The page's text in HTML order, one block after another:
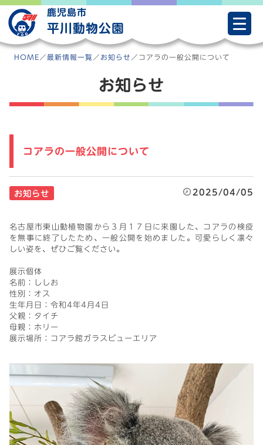
Skip
to
content
鹿児島市
平川動物公園
HOME ／最新情報一覧 ／ お知らせ ／ コアラの一般公開について
お知らせ
コアラの一般公開について
お知らせ 2025/04/05
名古屋市東山動植物園から３月１７日に来園した、コアラの検疫
を無事に終了したため、一般公開を始めました。可愛らしく凛々
しい姿を、ぜひご覧ください。
展示個体
名前：ししお
性別：オス
生年月日：令和4年4月4日
父親：タイチ
母親：ホリー
展示場所：コアラ館ガラスビューエリア